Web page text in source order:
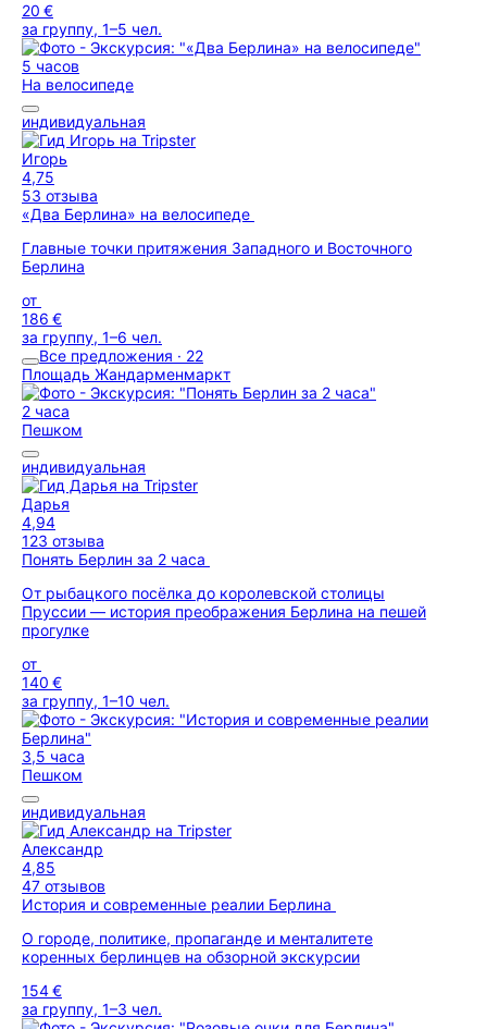
20 €
за группу, 1–5 чел.
5 часов
На велосипеде
индивидуальная
Игорь
4,75
53 отзыва
«Два Берлина» на велосипеде
Главные точки притяжения Западного и Восточного
Берлина
от
186 €
за группу, 1–6 чел.
Все предложения · 22
Площадь Жандарменмаркт
2 часа
Пешком
индивидуальная
Дарья
4,94
123 отзыва
Понять Берлин за 2 часа
От рыбацкого посёлка до королевской столицы
Пруссии — история преображения Берлина на пешей
прогулке
от
140 €
за группу, 1–10 чел.
3,5 часа
Пешком
индивидуальная
Александр
4,85
47 отзывов
История и современные реалии Берлина
О городе, политике, пропаганде и менталитете
коренных берлинцев на обзорной экскурсии
154 €
за группу, 1–3 чел.